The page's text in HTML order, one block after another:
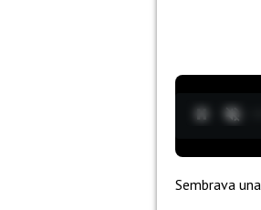
Sembrava una